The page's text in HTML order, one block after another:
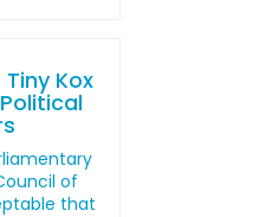
Kox
of
that